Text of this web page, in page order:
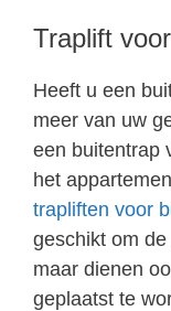
Traplift
Heeft u een
meer van uw
een buitentrap
het
trapliften voor
geschikt om
maar dienen
geplaatst te